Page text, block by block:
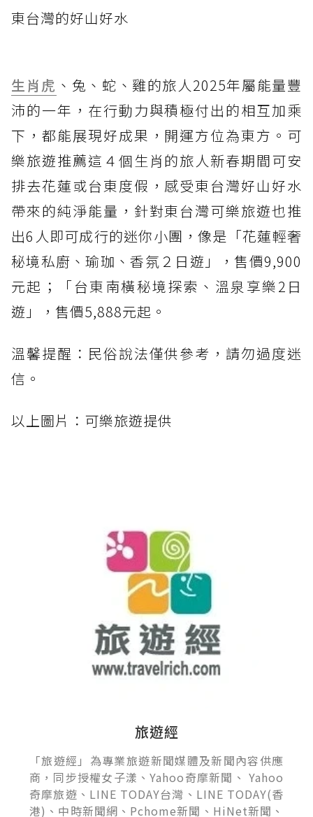
東台灣的好山好水
生肖虎 、兔、蛇、雞的旅人2025年屬能量豐
沛的一年，在行動力與積極付出的相互加乘
下，都能展現好成果，開運方位為東方。可
樂旅遊推薦這４個生肖的旅人新春期間可安
排去花蓮或台東度假，感受東台灣好山好水
帶來的純淨能量，針對東台灣可樂旅遊也推
出6人即可成行的迷你小團，像是「花蓮輕奢
秘境私廚、瑜珈、香氛２日遊」，售價9,900
元起；「台東南橫秘境探索、溫泉享樂2日
遊」，售價5,888元起。
溫馨提醒：民俗說法僅供參考，請勿過度迷
信。
以上圖片：可樂旅遊提供
旅遊經
「旅遊經」為專業旅遊新聞媒體及新聞內容供應
商，同步授權女子漾、Yahoo奇摩新聞、 Yahoo
奇摩旅遊、LINE TODAY台灣、LINE TODAY(香
港)、中時新聞網、Pchome新聞、HiNet新聞、